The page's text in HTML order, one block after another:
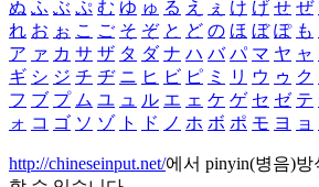
ぬ ふ ぶ ぷ む ゆ ゅ る え ぇ け げ せ ぜ
れ お ぉ こ ご そ ぞ と ど の ほ ぼ ぽ も
ア ァ カ サ ザ タ ダ ナ ハ バ パ マ ヤ ャ
ギ シ ジ チ ヂ ニ ヒ ビ ピ ミ リ ウ ゥ ク
フ ブ プ ム ユ ュ ル エ ェ ケ ゲ セ ゼ テ
ォ コ ゴ ソ ゾ ト ド ノ ホ ボ ポ モ ヨ ョ
http://chineseinput.net/에서 pinyin(병음)